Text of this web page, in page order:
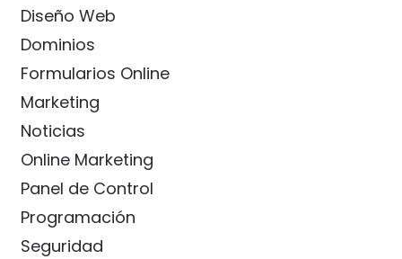
Diseño Web
Dominios
Formularios Online
Marketing
Noticias
Online Marketing
Panel de Control
Programación
Seguridad